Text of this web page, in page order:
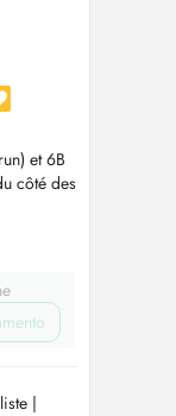
et 6B
côté des
|